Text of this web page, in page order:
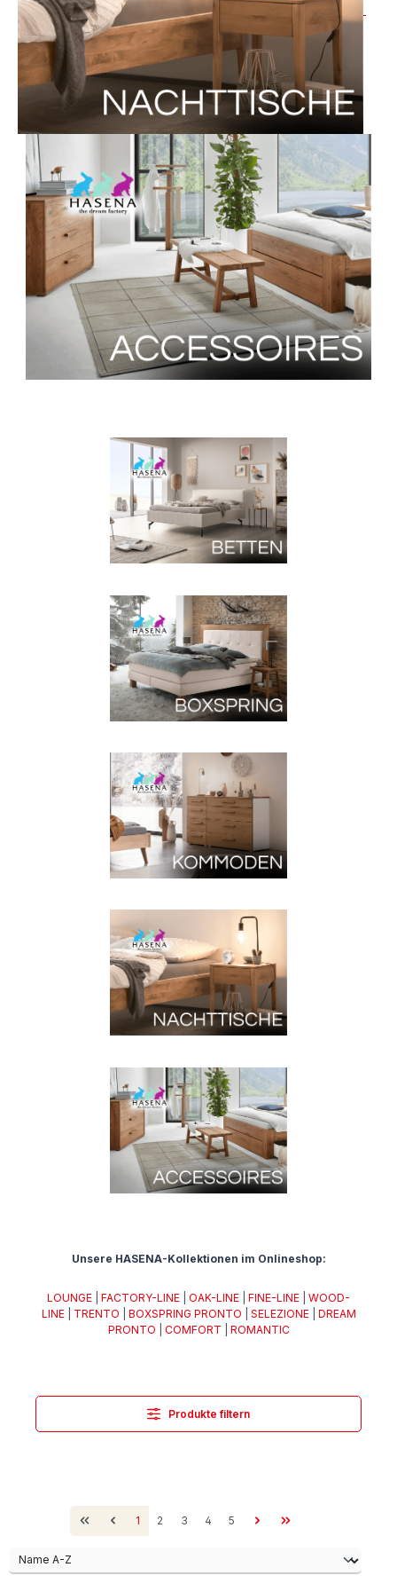
Unsere HASENA-Kollektionen im Onlineshop:
LOUNGE FACTORY-LINE OAK-LINE FINE-LINE
WOOD-
LINE| TRENTO BOXSPRING PRONTO SELEZIONE| DREAM
PRONTO
COMFORT ROMANTIC
Produkte filtern
Seite
1 Seite
2 Seite
3 Seite
4 Seite
5